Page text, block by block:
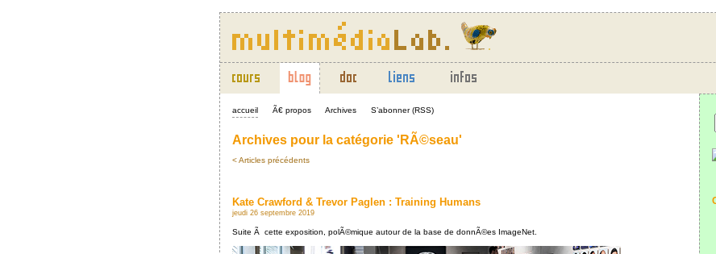
accueil Ã€ propos Archives S’abonner (RSS)
Archives pour la catégorie 'RÃ©seau'
< Articles précédents
Kate Crawford & Trevor Paglen : Training Humans
jeudi 26 septembre 2019
Suite Ã cette exposition, polÃ©mique autour de la base de donnÃ©es ImageNet.